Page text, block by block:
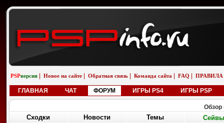
PSPверсия Новое на сайте Обратная связь Команда сайта FAQ ПРАВИЛА
ГЛАВНАЯ ЧАТ ФОРУМ ИГРЫ PS4 ИГРЫ PSP
Обзор
Сходки Новости Темы Сейвы